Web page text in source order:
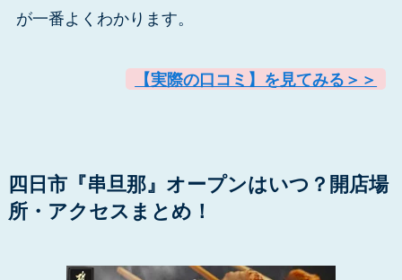
が一番よくわかります。
【実際の口コミ】を見てみる＞＞
四日市『串旦那』オープンはいつ？開店場
所・アクセスまとめ！